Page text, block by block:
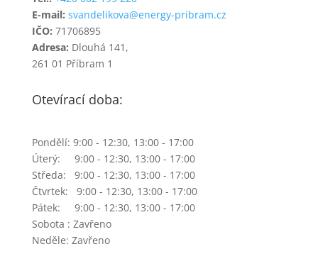
E-mail: svandelikova@energy-pribram.cz
IČO: 71706895
Adresa: Dlouhá 141,
261 01 Příbram 1
Otevírací doba:
Pondělí: 9:00 - 12:30, 13:00 - 17:00
Úterý: 9:00 - 12:30, 13:00 - 17:00
Středa: 9:00 - 12:30, 13:00 - 17:00
Čtvrtek: 9:00 - 12:30, 13:00 - 17:00
Pátek: 9:00 - 12:30, 13:00 - 17:00
Sobota : Zavřeno
Neděle: Zavřeno